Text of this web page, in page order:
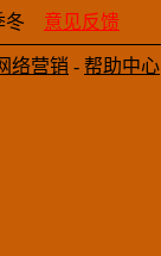
冬 意见反馈
络营销 - 帮助中心